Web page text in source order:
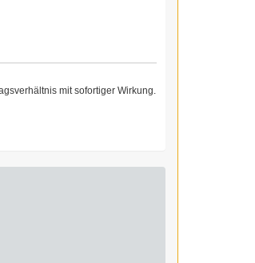
mit sofortiger Wirkung.